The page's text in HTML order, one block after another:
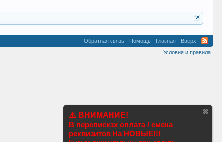
⚠️ ВНИМАНИЕ!
В переписках оплата / смена
реквизитов На НОВЫЕ!!!
Обратная связь Помощь Главная
Вверх
Условия и правила